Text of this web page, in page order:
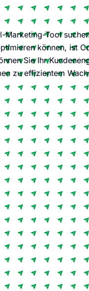
Marketing-Tool
können, ist
Sie Ihr
zu effizientem